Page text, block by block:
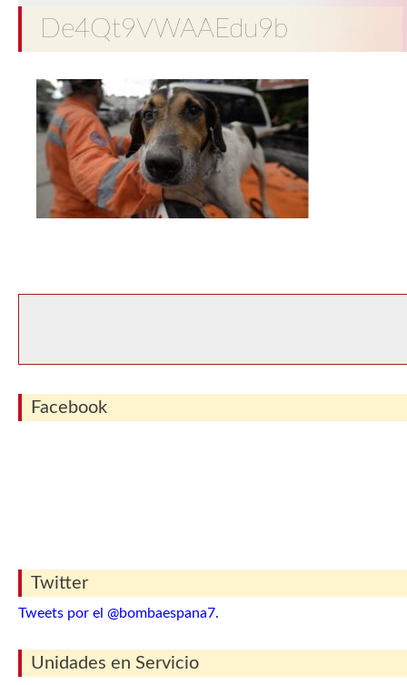
De4Qt9VWAAEdu9b
Facebook
Twitter
Tweets por el @bombaespana7.
Unidades en Servicio